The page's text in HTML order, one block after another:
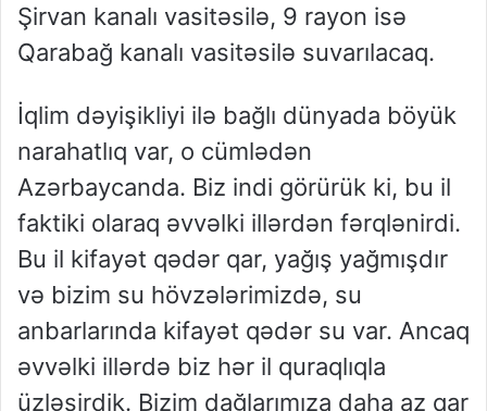
Şirvan kanalı vasitəsilə, 9 rayon isə
Qarabağ kanalı vasitəsilə suvarılacaq.
İqlim dəyişikliyi ilə bağlı dünyada böyük
narahatlıq var, o cümlədən
Azərbaycanda. Biz indi görürük ki, bu il
faktiki olaraq əvvəlki illərdən fərqlənirdi.
Bu il kifayət qədər qar, yağış yağmışdır
və bizim su hövzələrimizdə, su
anbarlarında kifayət qədər su var. Ancaq
əvvəlki illərdə biz hər il quraqlıqla
üzləşirdik. Bizim dağlarımıza daha az qar